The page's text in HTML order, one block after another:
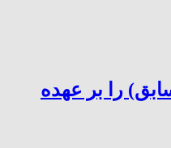
را بر عهده